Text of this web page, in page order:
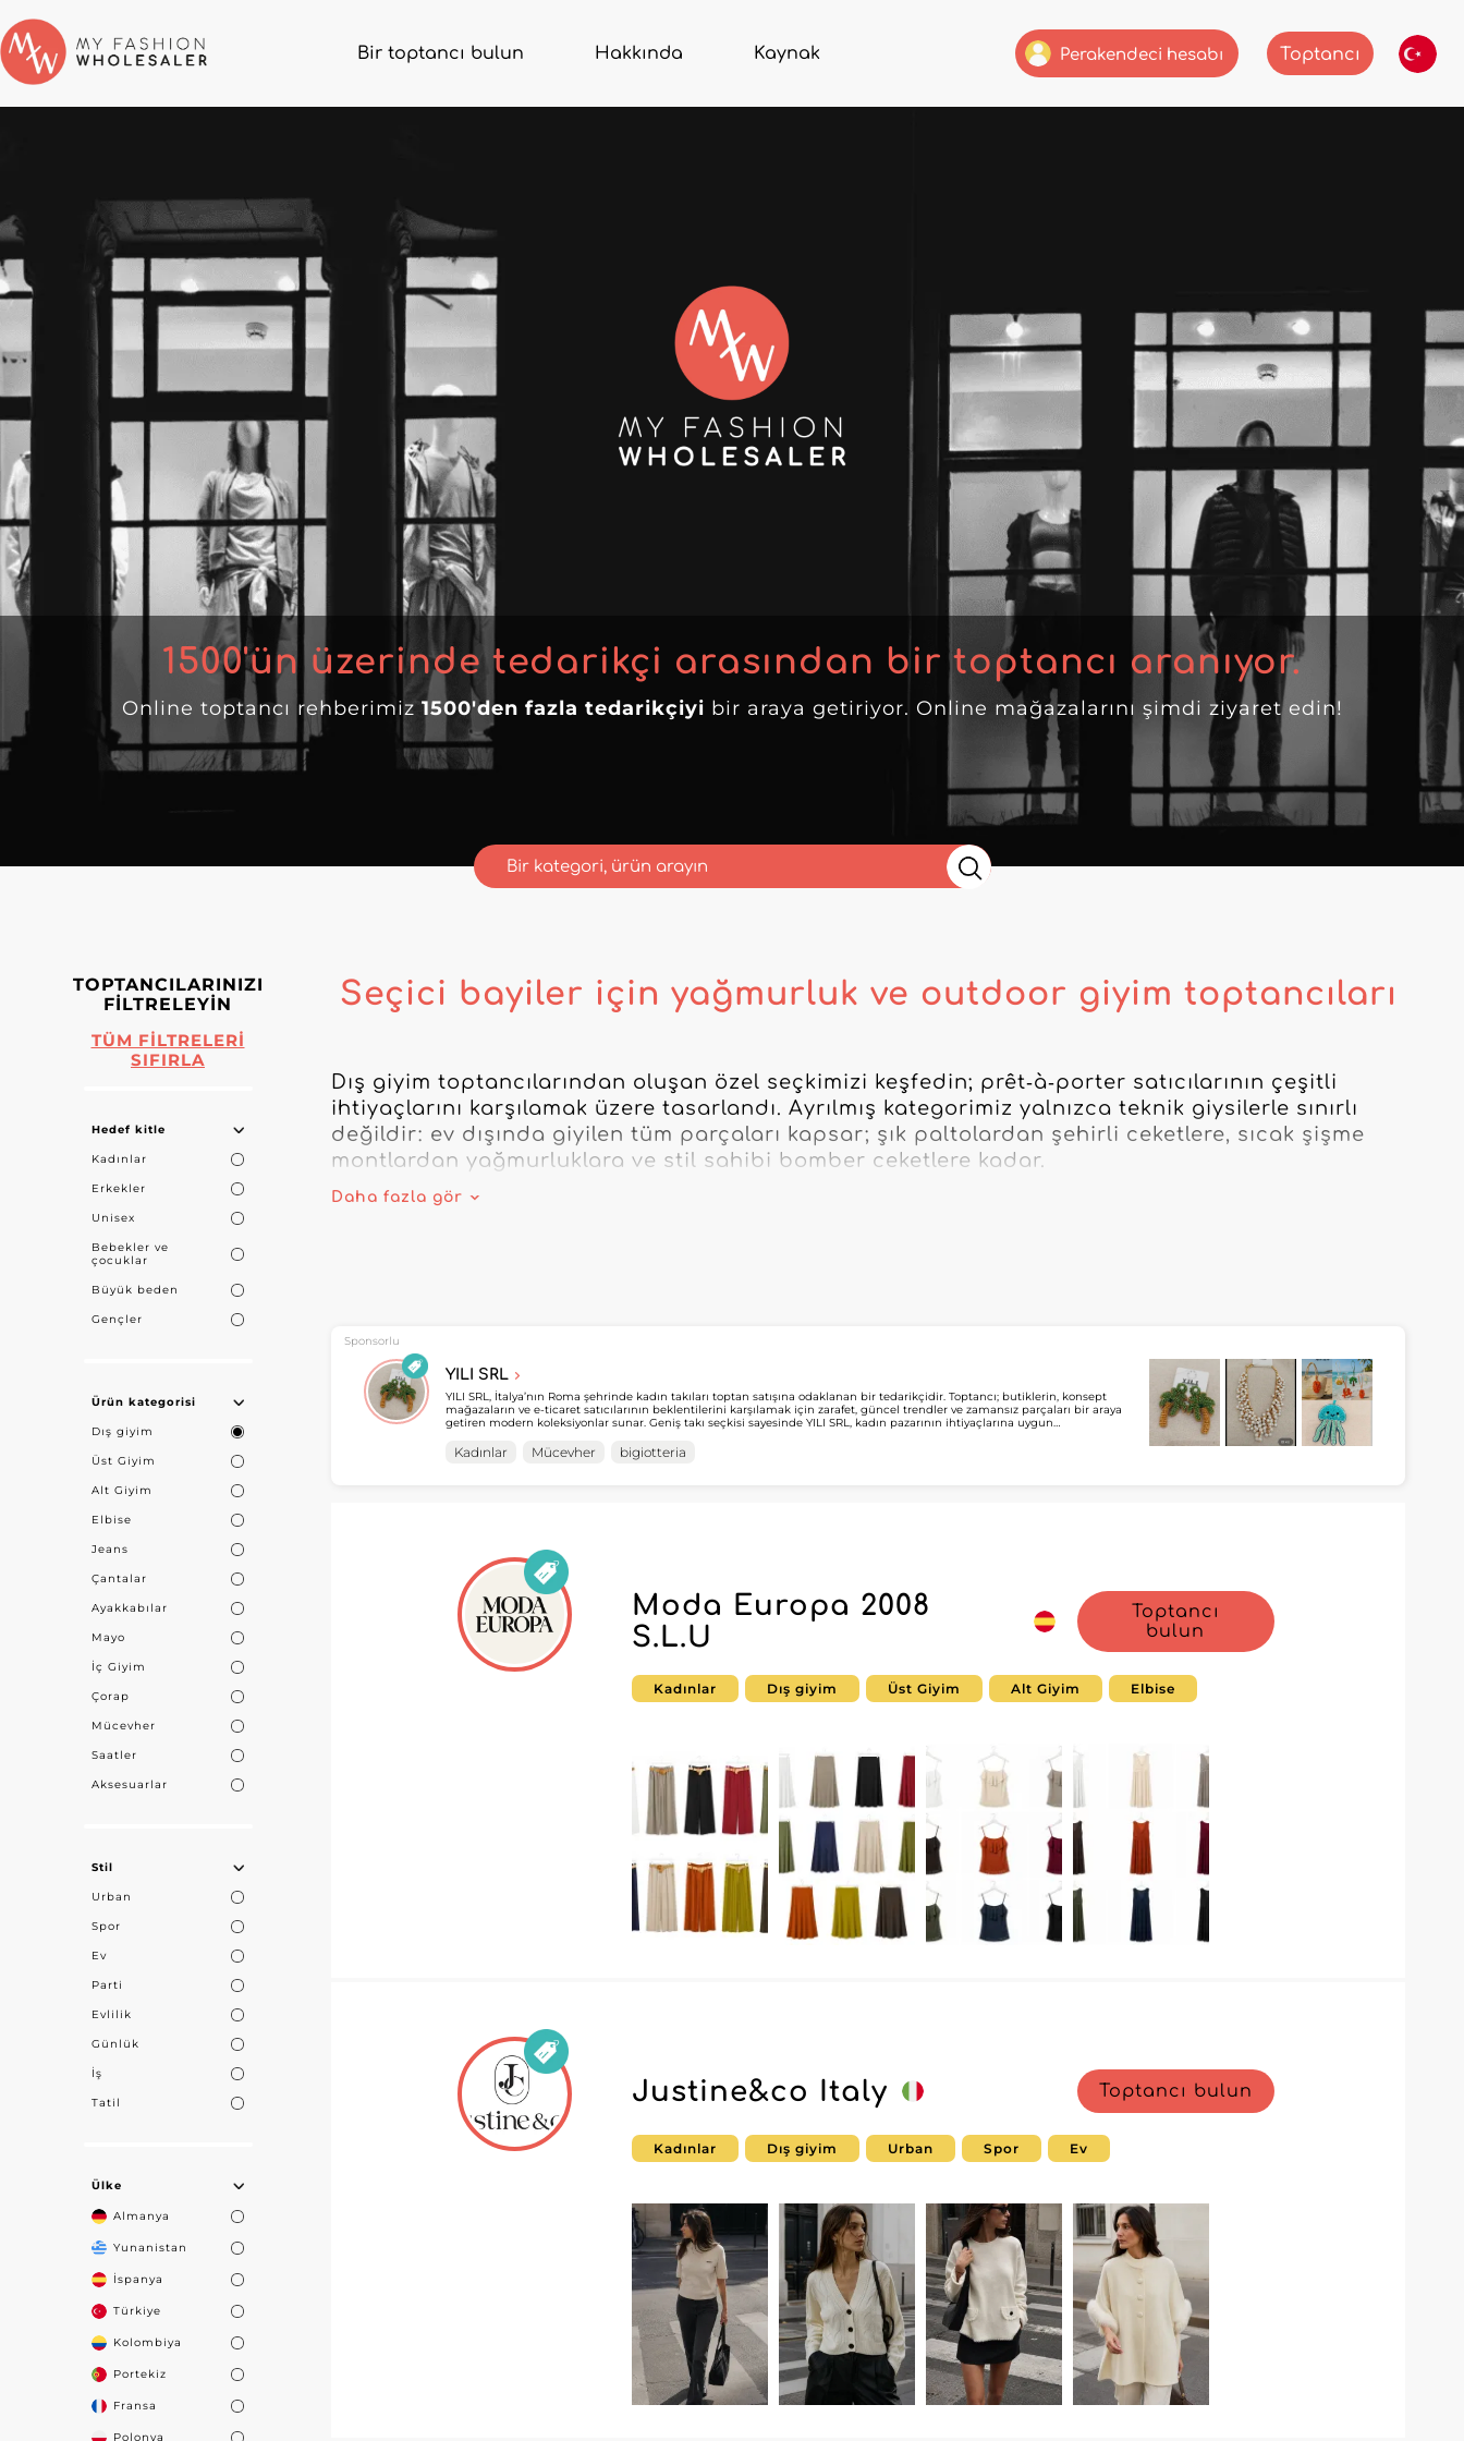
Bir toptancı bulun Hakkında Kaynak Perakendeci hesabı Toptancı
1500'ün üzerinde tedarikçi arasından bir toptancı aranıyor.
Online toptancı rehberimiz 1500'den fazla tedarikçiyi bir araya getiriyor. Online mağazalarını şimdi ziyaret edin!
TOPTANCILARINIZI
FILTRELEYIN
TÜM FILTRELERI
SIFIRLA
Hedef kitle
Kadınlar
Erkekler
Unisex
Bebekler ve
çocuklar
Büyük beden
Gençler
Ürün kategorisi
Dış giyim
Üst Giyim
Alt Giyim
Elbise
Jeans
Çantalar
Ayakkabılar
Mayo
İç Giyim
Çorap
Mücevher
Saatler
Aksesuarlar
Stil
Urban
Spor
Ev
Parti
Evlilik
Günlük
İş
Tatil
Ülke
Almanya
Yunanistan
İspanya
Türkiye
Kolombiya
Portekiz
Fransa
Polonya
Seçici bayiler için yağmurluk ve outdoor giyim toptancıları
Dış giyim toptancılarından oluşan özel seçkimizi keşfedin; prêt‑à‑porter satıcılarının çeşitli
ihtiyaçlarını karşılamak üzere tasarlandı. Ayrılmış kategorimiz yalnızca teknik giysilerle sınırlı
değildir: ev dışında giyilen tüm parçaları kapsar; şık paltolardan şehirli ceketlere, sıcak şişme
montlardan yağmurluklara ve stil sahibi bomber ceketlere kadar.
Her ürün, işlevsellik, konfor ve stil arasındaki dengeye göre seçilir; böylece müşterilerinize
Gezi, doğa yürüyüşü veya aktif şehir yaşamına hitap eden perakendeciler için seçkimiz,
performans ile estetiği bir araya getiren outdoor giyim de içerir. Platformumuzu kullanarak,
moda ve pratiklik konusunda talepkâr bir müşteri kitlesinin beklentilerini karşılamak üzere farklı
stillere ve düzenli olarak yenilenen koleksiyonlara erişim sağlarsınız.
Daha fazla gör
Sponsorlu
YILI SRL
YILI SRL, İtalya’nın Roma şehrinde kadın takıları toptan satışına odaklanan bir tedarikçidir. Toptancı; butiklerin, konsept
mağazaların ve e-ticaret satıcılarının beklentilerini karşılamak için zarafet, güncel trendler ve zamansız parçaları bir araya
getiren modern koleksiyonlar sunar. Geniş takı seçkisi sayesinde YILI SRL, kadın pazarının ihtiyaçlarına uygun
profesyonellerin koleksiyonlarını kolayca keşfetmesini ve tedarik süreçlerini basitleştirmesini sağlar. My Fashion
Wholesaler’da bir hesap oluşturan perakendeciler, tedarikçinin MicroStore’una erişim talep edebilir ve toptan takı
Kadınlar Mücevher bigiotteria
Moda Europa 2008
S.L.U
Toptancı
bulun
Kadınlar Dış giyim Üst Giyim Alt Giyim Elbise
Justine&co Italy Toptancı bulun
Kadınlar Dış giyim Urban Spor Ev